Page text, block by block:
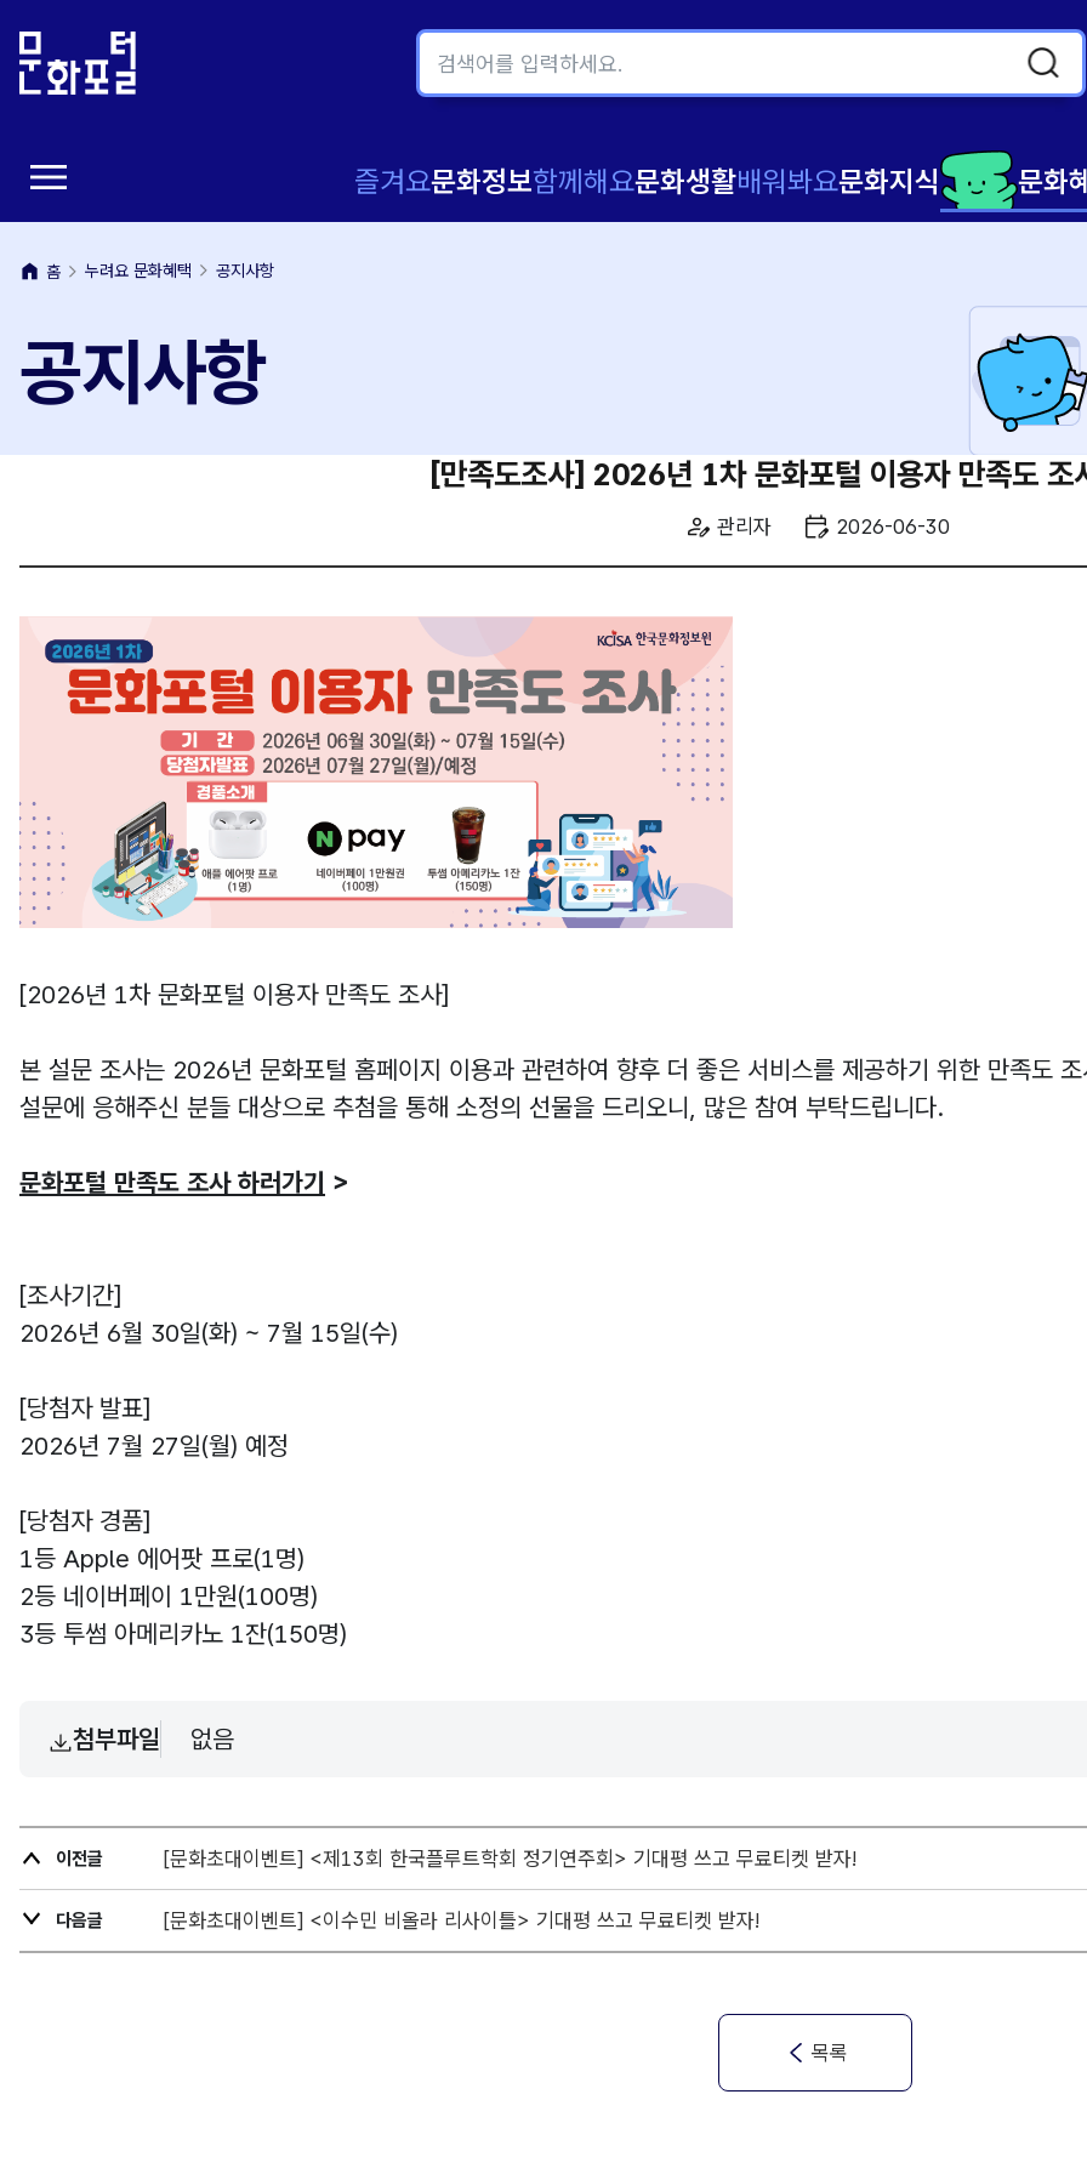
문
내
메
뉴
메
기
menu 즐겨요문화정보함께해요문화생활배워봐요문화지식 문화
home 홈 누려요 문화혜택 공지사항
공지사항
[만족도조사] 2026년 1차 문화포털 이용자 만족도
작
성
자
관리자
등
록
일
2026-06-30
[2026년 1차 문화포털 이용자 만족도 조사]
본 설문 조사는 2026년 문화포털 홈페이지 이용과 관련하여 향후 더 좋은 서비스를 제공하기 위한 만족도
설문에 응해주신 분들 대상으로 추첨을 통해 소정의 선물을 드리오니, 많은 참여 부탁드립니다.
문화포털 만족도 조사 하러가기 >
[조사기간]
2026년 6월 30일(화) ~ 7월 15일(수)
[당첨자 발표]
2026년 7월 27일(월) 예정
[당첨자 경품]
1등 Apple 에어팟 프로(1명)
2등 네이버페이 1만원(100명)
3등 투썸 아메리카노 1잔(150명)
첨부파일 없음
이전글 [문화초대이벤트] <제13회 한국플루트학회 정기연주회> 기대평 쓰고 무료티켓 받자!
다음글 [문화초대이벤트] <이수민 비올라 리사이틀> 기대평 쓰고 무료티켓 받자!
목록